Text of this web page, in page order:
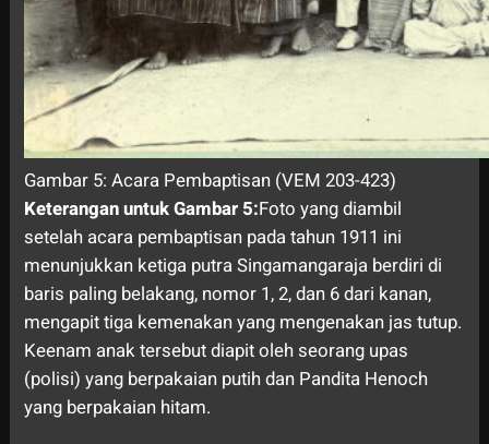
Gambar 5: Acara Pembaptisan (VEM 203-423)
Keterangan untuk Gambar 5:Foto yang diambil
setelah acara pembaptisan pada tahun 1911 ini
menunjukkan ketiga putra Singamangaraja berdiri di
baris paling belakang, nomor 1, 2, dan 6 dari kanan,
mengapit tiga kemenakan yang mengenakan jas tutup.
Keenam anak tersebut diapit oleh seorang upas
(polisi) yang berpakaian putih dan Pandita Henoch
yang berpakaian hitam.